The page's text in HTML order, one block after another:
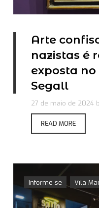
Arte
nazistas é
exposta
Segall
27 de maio de 2024
READ MORE
Informe-se Vila